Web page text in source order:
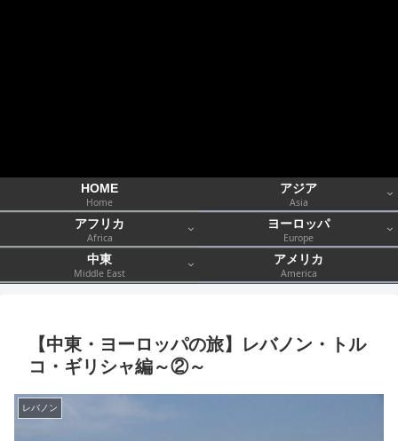
HOME
Home
アジア
Asia
アフリカ
Africa
ヨーロッパ
Europe
中東
Middle East
アメリカ
America
【中東・ヨーロッパの旅】レバノン・トル
コ・ギリシャ編～②～
レバノン